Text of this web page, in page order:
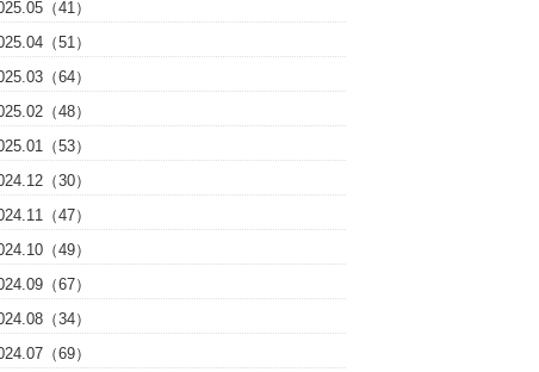
（41）
（51）
（64）
（48）
（53）
（30）
（47）
（49）
（67）
（34）
（69）